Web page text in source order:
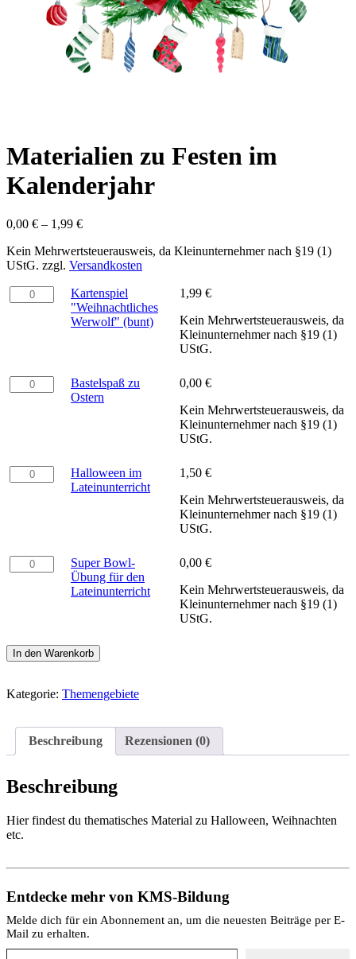
Materialien zu Festen im
Kalenderjahr
0,00 € – 1,99 €
Kein Mehrwertsteuerausweis, da Kleinunternehmer nach §19 (1)
UStG. zzgl. Versandkosten
Kartenspiel
"Weihnachtliches
Kartenspiel
"Weihnachtliches
Werwolf" (bunt)
1,99 €
Kein Mehrwertsteuerausweis, da
Kleinunternehmer nach §19 (1)
UStG.
Bastelspaß
zu
Bastelspaß zu
Ostern
0,00 €
Kein Mehrwertsteuerausweis, da
Kleinunternehmer nach §19 (1)
UStG.
Halloween
im
Halloween im
Lateinunterricht
1,50 €
Kein Mehrwertsteuerausweis, da
Kleinunternehmer nach §19 (1)
UStG.
Super
Bowl-
Menge
Super Bowl-
Übung für den
Lateinunterricht
0,00 €
Kein Mehrwertsteuerausweis, da
Kleinunternehmer nach §19 (1)
UStG.
In den Warenkorb
Kategorie: Themengebiete
Beschreibung Rezensionen (0)
Beschreibung
Hier findest du thematisches Material zu Halloween, Weihnachten
etc.
Entdecke mehr von KMS-Bildung
Melde dich für ein Abonnement an, um die neuesten Beiträge per E-
Mail zu erhalten.
Gib deine E-Mail-Adresse ein ...